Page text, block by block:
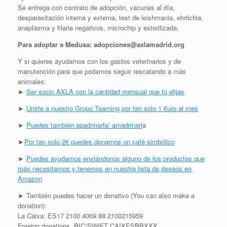
Se entrega con contrato de adopción, vacunas al día,
desparasitación interna y externa, test de leishmania, ehrlichia,
anaplasma y filaria negativos, microchip y esterilizada.
Para adoptar a Medusa: adopciones@axlamadrid.org
Y si quieres ayudarnos con los gastos veterinarios y de
manutención para que podamos seguir rescatando a más
animales:
► Ser socio AXLA con la cantidad mensual que tú elijas
► Unirte a nuestro Grupo Teaming por tan solo 1 €uro al mes
► Puedes también apadrinarla/ amadrinarla
► Por tan solo 2€ puedes donarnos un café simbólico
► Puedes ayudarnos enviándonos alguno de los productos que
más necesitamos y tenemos en nuestra lista de deseos en
Amazon
► También puedes hacer un donativo (You can also make a
donation):
La Caixa: ES17 2100 4069 88 2100215959